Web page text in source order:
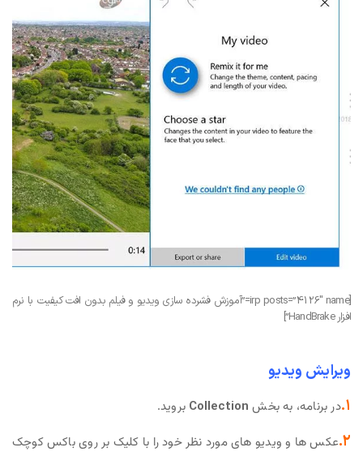
[irp posts=”4126″ name=”آموزش فشرده سازی ویدیو و فیلم بدون افت کیفیت با نرم
افزار HandBrake”]
ویرایش ویدیو
۱. در برنامه، به بخش Collection بروید.
۲. عکس ها و ویدیو های مورد نظر خود را با کلیک بر روی باکس کوچک